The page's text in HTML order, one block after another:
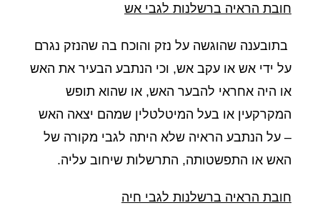
חובת הראיה ברשלנות לגבי אש
בתובענה שהוגשה על נזק והוכח בה שהנזק נגרם
על ידי אש או עקב אש, וכי הנתבע הבעיר את האש
או היה אחראי להבער האש, או שהוא תופש
המקרקעין או בעל המיטלטלין שמהם יצאה האש
– על הנתבע הראיה שלא היתה לגבי מקורה של
האש או התפשטותה, התרשלות שיחוב עליה.
חובת הראיה ברשלנות לגבי חיה